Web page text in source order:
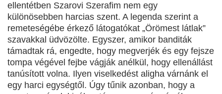
ellentétben Szarovi Szerafim nem egy
különösebben harcias szent. A legenda szerint a
remeteségébe érkező látogatókat „Örömest látlak”
szavakkal üdvözölte. Egyszer, amikor banditák
támadtak rá, engedte, hogy megverjék és egy fejsze
tompa végével fejbe vágják anélkül, hogy ellenállást
tanúsított volna. Ilyen viselkedést aligha várnánk el
egy harci egységtől. Úgy tűnik azonban, hogy a